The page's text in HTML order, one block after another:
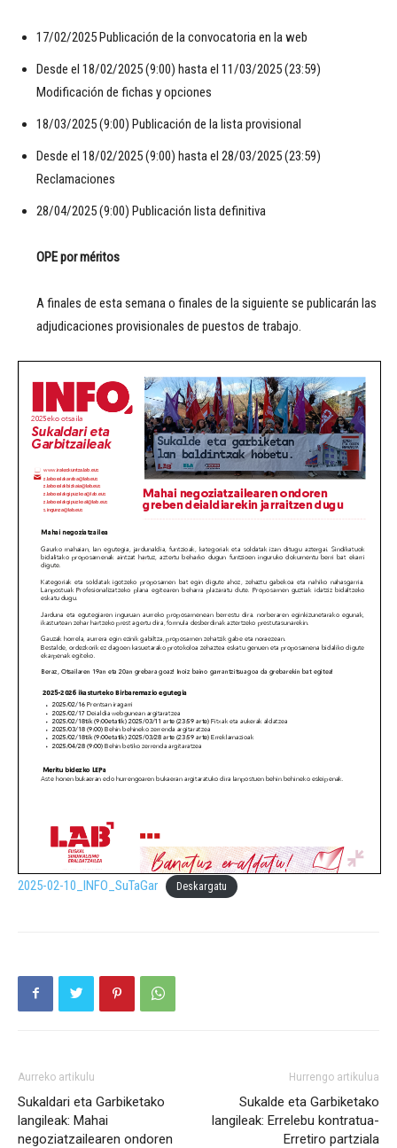
17/02/2025 Publicación de la convocatoria en la web
Desde el 18/02/2025 (9:00) hasta el 11/03/2025 (23:59)
Modificación de fichas y opciones
18/03/2025 (9:00) Publicación de la lista provisional
Desde el 18/02/2025 (9:00) hasta el 28/03/2025 (23:59)
Reclamaciones
28/04/2025 (9:00) Publicación lista definitiva
OPE por méritos
A finales de esta semana o finales de la siguiente se publicarán las
adjudicaciones provisionales de puestos de trabajo.
2025-02-10_INFO_SuTaGar Deskargatu
Aurreko artikulu
Sukaldari eta Garbiketako
langileak: Mahai
negoziatzailearen ondoren
Hurrengo artikulua
Sukalde eta Garbiketako
langileak: Errelebu kontratua-
Erretiro partziala